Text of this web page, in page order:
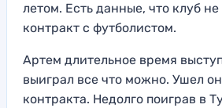
летом. Есть данные, что клуб
контракт с футболистом.
Артем длительное время
выиграл все что можно. Ушел
контракта. Недолго поиграв в